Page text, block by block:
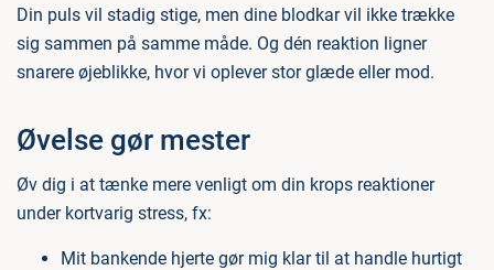
Din puls vil stadig stige, men dine blodkar vil ikke trække
sig sammen på samme måde. Og dén reaktion ligner
snarere øjeblikke, hvor vi oplever stor glæde eller mod.
Øvelse gør mester
Øv dig i at tænke mere venligt om din krops reaktioner
under kortvarig stress, fx:
Mit bankende hjerte gør mig klar til at handle hurtigt